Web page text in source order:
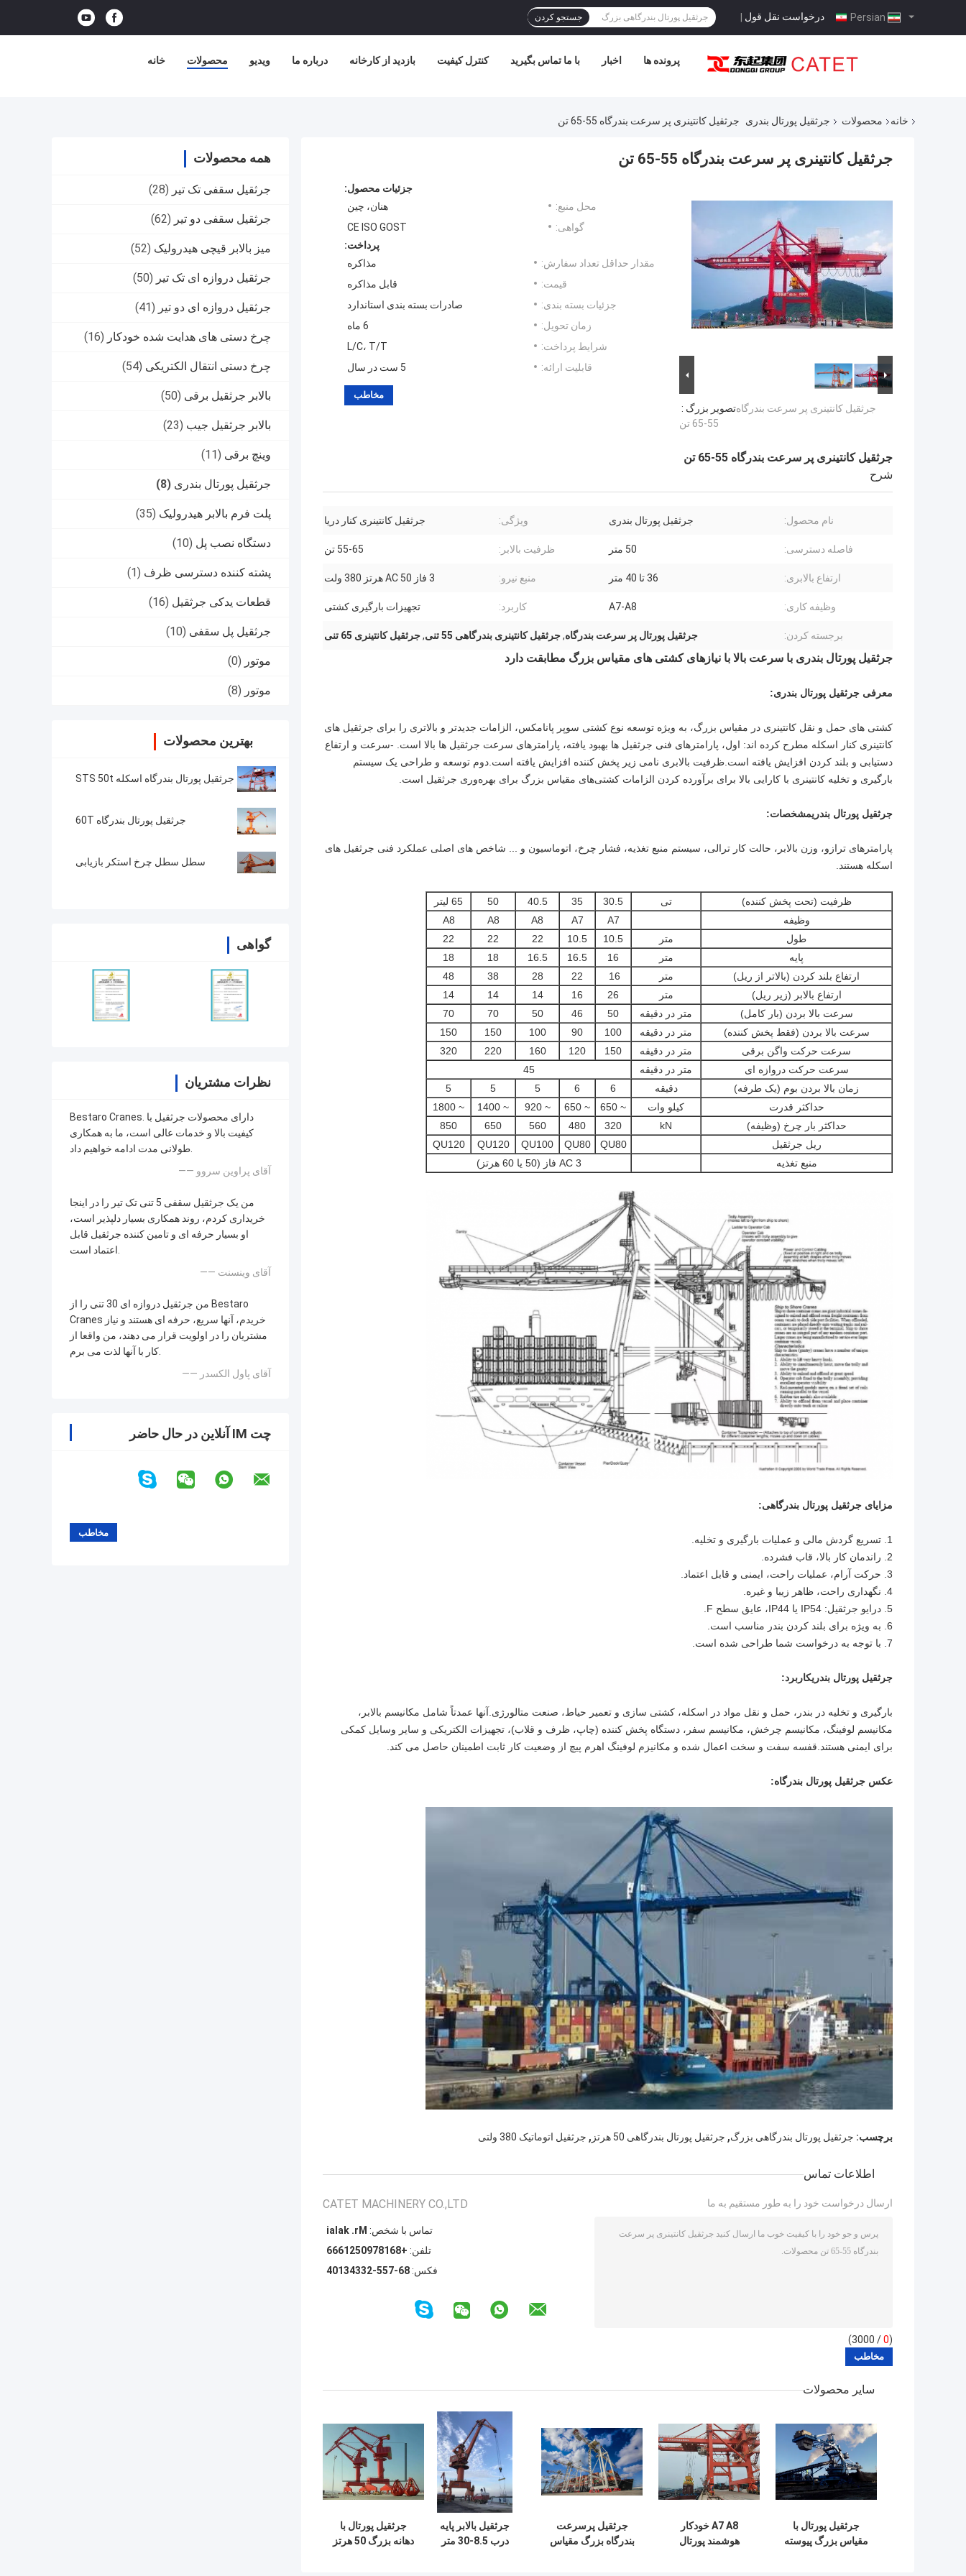
درخواست نقل قول | جستجو کردن
خانه محصولات ویدیو درباره ما بازدید از کارخانه کنترل کیفیت با ما تماس بگیرید اخبار پرونده ها
خانه محصولات جرثقیل پورتال بندری جرثقیل کانتینری پر سرعت بندرگاه 55-65 تن
همه محصولات
جرثقیل سقفی تک تیر (28)
جرثقیل سقفی دو تیر (62)
میز بالابر قیچی هیدرولیک (52)
جرثقیل دروازه ای تک تیر (50)
جرثقیل دروازه ای دو تیر (41)
چرخ دستی های هدایت شده خودکار (16)
چرخ دستی انتقال الکتریکی (54)
بالابر جرثقیل برقی (50)
بالابر جرثقیل جیب (23)
وینچ برقی (11)
جرثقیل پورتال بندری (8)
پلت فرم بالابر هیدرولیک (35)
دستگاه نصب پل (10)
پشته کننده دسترسی ظرف (1)
قطعات یدکی جرثقیل (16)
جرثقیل پل سقفی (10)
موتور (0)
موتور (8)
بهترین محصولات
جرثقیل پورتال بندرگاه اسکله STS 50t
جرثقیل پورتال بندرگاه 60T
سطل سطل چرخ استکر بازیابی
گواهی
نظرات مشتریان
Bestaro Cranes. دارای محصولات جرثقیل با
کیفیت بالا و خدمات عالی است، ما به همکاری
طولانی مدت ادامه خواهیم داد.
—— آقای پراوین سروو
من یک جرثقیل سقفی 5 تنی تک تیر را در اینجا
خریداری کردم، روند همکاری بسیار دلپذیر است،
او بسیار حرفه ای و تامین کننده جرثقیل قابل
اعتماد است.
—— آقای وینسنت
من جرثقیل دروازه ای 30 تنی را از Bestaro
Cranes خریدم، آنها سریع، حرفه ای هستند و نیاز
مشتریان را در اولویت قرار می دهند، من واقعا از
کار با آنها لذت می برم.
—— آقای پاول الکسدر
چت IM آنلاین در حال حاضر
جرثقیل کانتینری پر سرعت بندرگاه 55-65 تن
تصویر بزرگ :جرثقیل کانتینری پر سرعت بندرگاه
55-65 تن
جزئیات محصول:
محل منبع:
هنان، چین
گواهی:
CE ISO GOST
پرداخت:
مقدار حداقل تعداد سفارش:
مذاکره
قیمت:
قابل مذاکره
جزئیات بسته بندی:
صادرات بسته بندی استاندارد
زمان تحویل:
6 ماه
شرایط پرداخت:
L/C، T/T
قابلیت ارائه:
5 ست در سال
مخاطب
جرثقیل کانتینری پر سرعت بندرگاه 55-65 تن
شرح
نام محصول: جرثقیل پورتال بندری ویژگی: جرثقیل کانتینری کنار دریا
فاصله دسترسی: 50 متر ظرفیت بالابر: 55-65 تن
ارتفاع بالابری: 36 تا 40 متر منبع نیرو: 3 فاز AC 50 هرتز 380 ولت
وظیفه کاری: A7-A8 کاربرد: تجهیزات بارگیری کشتی
برجسته کردن: جرثقیل پورتال پر سرعت بندرگاه,جرثقیل کانتینری بندرگاهی 55 تنی ,جرثقیل کانتینری 65 تنی
جرثقیل پورتال بندری با سرعت بالا با نیازهای کشتی های مقیاس بزرگ مطابقت دارد
معرفی جرثقیل پورتال بندری:
کشتی های حمل و نقل کانتینری در مقیاس بزرگ، به ویژه توسعه نوع کشتی سوپر پانامکس، الزامات جدیدتر و بالاتری را برای جرثقیل های
کانتینری کنار اسکله مطرح کرده اند: اول، پارامترهای فنی جرثقیل ها بهبود یافته، پارامترهای سرعت جرثقیل ها بالا است. -سرعت و ارتفاع
دستیابی و بلند کردن افزایش یافته است.ظرفیت بالابری نامی زیر پخش کننده افزایش یافته است.دوم توسعه و طراحی یک سیستم
بارگیری و تخلیه کانتینری با کارایی بالا برای برآورده کردن الزامات کشتی‌های مقیاس بزرگ برای بهره‌وری جرثقیل است.
جرثقیل پورتال بندریمشخصات:
پارامترهای ترازو، وزن بالابر، حالت کار ترالی، سیستم منبع تغذیه، فشار چرخ، اتوماسیون و ... شاخص های اصلی عملکرد فنی جرثقیل های
اسکله هستند.
ظرفیت (تحت پخش کننده) تی 30.5
35
40.5
50
65 لیتر
وظیفه
A7
A7
A8
A8
A8
طول
متر 10.5
10.5
22
22
22
پایه
متر 16
16.5
16.5
18
18
ارتفاع بلند کردن (بالاتر از ریل)
متر 16
22
28
38
48
ارتفاع بالابر (زیر ریل)
متر 26
16
14
14
14
سرعت بالا بردن (بار کامل)
متر در دقیقه 50
46
50
70
70
سرعت بالا بردن (فقط پخش کننده)
متر در دقیقه 100
90
100
150
150
سرعت حرکت واگن برقی
متر در دقیقه 150
120
160
220
320
سرعت حرکت دروازه ای
متر در دقیقه
45
زمان بالا بردن بوم (یک طرفه)
دقیقه 6
6
5
5
5
حداکثر قدرت
کیلو وات ~ 650
~ 650
~ 920
~ 1400
~ 1800
حداکثر بار چرخ (وظیفه)
kN
320
480
560
650
850
ریل جرثقیل
QU80
QU80
QU100
QU120
QU120
منبع تغذیه
AC 3 فاز (50 یا 60 هرتز)
مزایای جرثقیل پورتال بندرگاهی:
1. تسریع گردش مالی و عملیات بارگیری و تخلیه.
2. راندمان کار بالا، قاب فشرده.
3. حرکت آرام، عملیات راحت، ایمنی و قابل اعتماد.
4. نگهداری راحت، ظاهر زیبا و غیره.
5. درایو جرثقیل: IP54 یا IP44، عایق سطح F.
6. به ویژه برای بلند کردن بندر مناسب است.
7. با توجه به درخواست شما طراحی شده است.
جرثقیل پورتال بندریکاربرد:
بارگیری و تخلیه در بندر، حمل و نقل مواد در اسکله، کشتی سازی و تعمیر حیاط، صنعت متالورژی.آنها عمدتاً شامل مکانیسم بالابر،
مکانیسم لوفینگ، مکانیسم چرخش، مکانیسم سفر، دستگاه پخش کننده (چاپ، ظرف و قلاب)، تجهیزات الکتریکی و سایر وسایل کمکی
برای ایمنی هستند.قفسه سفت و سخت اعمال شده و مکانیزم لوفینگ اهرم پیچ از وضعیت کار ثابت اطمینان حاصل می کند.
عکس جرثقیل پورتال بندرگاه:
برچسب: جرثقیل پورتال بندرگاهی بزرگ, جرثقیل پورتال بندرگاهی 50 هرتز , جرثقیل اتوماتیک 380 ولتی
اطلاعات تماس
CATET MACHINERY CO.,LTD
تماس با شخص: Mr. kalai
تلفن: +8618790521666
فکس: 86-755-23343104
ارسال درخواست خود را به طور مستقیم به ما
(
0
/ 3000)
سایر محصولات
جرثقیل پورتال با
مقیاس بزرگ پیوسته
A7 A8 خودکار
هوشمند پورتال
جرثقیل پرسرعت
بندرگاه بزرگ مقیاس
جرثقیل بالابر پایه
درب 8.5-30 متر
جرثقیل پورتال با
دهانه بزرگ 50 هرتز